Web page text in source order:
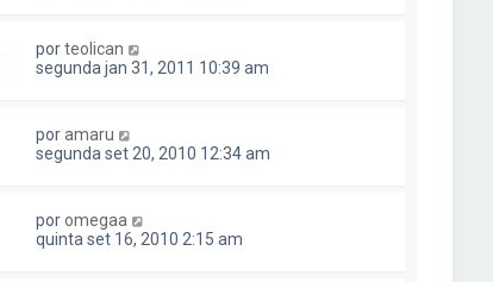
porteolican
segunda jan 31, 2011 10:39 am
poramaru
segunda set 20, 2010 12:34 am
poromegaa
quinta set 16, 2010 2:15 am